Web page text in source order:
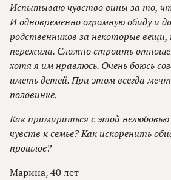
Испытываю чувство вины за то,
И одновременно огромную обиду и
родственников за некоторые
пережила. Сложно строить
хотя я им нравлюсь. Очень боюсь
иметь детей. При этом всегда
половинке.
Как примириться с этой
чувств к семье? Как искоренить
прошлое?
Марина, 40 лет